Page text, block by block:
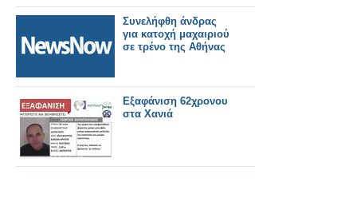
Συνελήφθη άνδρας
για κατοχή μαχαιριού
σε τρένο της Αθήνας
Εξαφάνιση 62χρονου
στα Χανιά